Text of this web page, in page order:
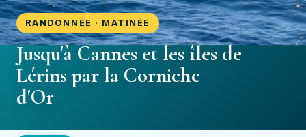
RANDONNÉE · MATINÉE
Jusqu'à Cannes et les îles de
Lérins par la Corniche
d'Or